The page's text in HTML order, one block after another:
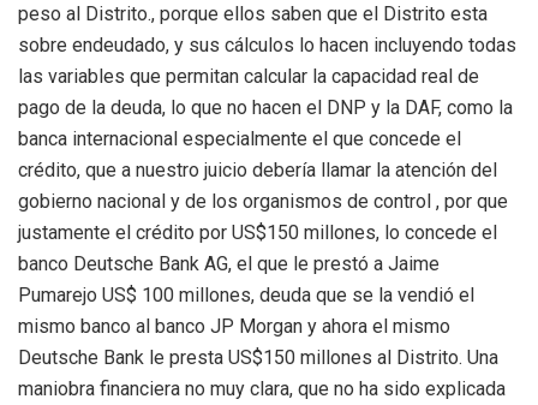
peso al Distrito., porque ellos saben que el Distrito esta
sobre endeudado, y sus cálculos lo hacen incluyendo todas
las variables que permitan calcular la capacidad real de
pago de la deuda, lo que no hacen el DNP y la DAF, como la
banca internacional especialmente el que concede el
crédito, que a nuestro juicio debería llamar la atención del
gobierno nacional y de los organismos de control , por que
justamente el crédito por US$150 millones, lo concede el
banco Deutsche Bank AG, el que le prestó a Jaime
Pumarejo US$ 100 millones, deuda que se la vendió el
mismo banco al banco JP Morgan y ahora el mismo
Deutsche Bank le presta US$150 millones al Distrito. Una
maniobra financiera no muy clara, que no ha sido explicada